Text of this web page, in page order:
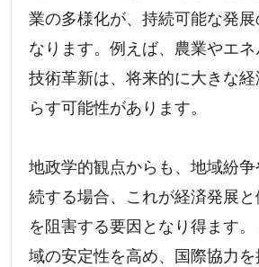
業の多様化が、持続可能な発展
なります。例えば、農業やエ
技術革新は、将来的に大きな
らす可能性があります。
地政学的観点からも、地域紛
続する場合、これが経済発展
を阻害する要因となり得ます
域の安定性を高め、国際協力